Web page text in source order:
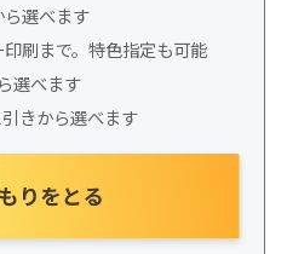
ら選べます
印刷まで。特色指定も可能
選べます
きから選べます